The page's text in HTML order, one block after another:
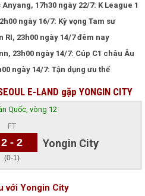
17h30 ngày 22/7: K League 1
ngày 16/7: Kỳ vọng Tam sư
23h00 ngày 14/7 đêm nay
23h00 ngày 14/7: Cúp C1 châu Âu
ngày 14/7: Tận dụng ưu thế
E-LAND gặp YONGIN CITY
Quốc, vòng 12
FT
2 - 2
(0-1)
Yongin City
với Yongin City